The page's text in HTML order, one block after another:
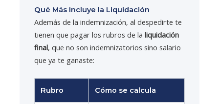
Qué Más Incluye la Liquidación
Además de la indemnización, al despedirte te
tienen que pagar los rubros de la liquidación
final, que no son indemnizatorios sino salario
que ya te ganaste:
Rubro Cómo se calcula